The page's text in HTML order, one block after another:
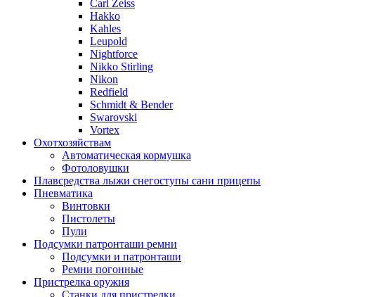
Carl Zeiss
Hakko
Kahles
Leupold
Nightforce
Nikko Stirling
Nikon
Redfield
Schmidt & Bender
Swarovski
Vortex
Охотхозяйствам
Автоматическая кормушка
Фотоловушки
Плавсредства лыжи снегоступы сани прицепы
Пневматика
Винтовки
Пистолеты
Пули
Подсумки патронташи ремни
Подсумки и патронташи
Ремни погонные
Пристрелка оружия
Станки для пристрелки